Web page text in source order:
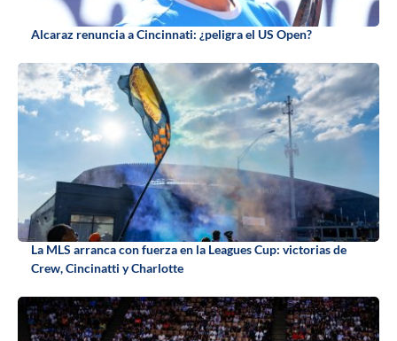
Alcaraz renuncia a Cincinnati: ¿peligra el US Open?
La MLS arranca con fuerza en la Leagues Cup: victorias de
Crew, Cincinatti y Charlotte